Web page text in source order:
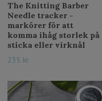
The Knitting Barber
Needle tracker -
markörer för att
komma ihåg storlek på
sticka eller virknål
235 kr